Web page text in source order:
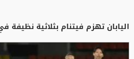
اليابان تهزم فيتنام بثلاثية